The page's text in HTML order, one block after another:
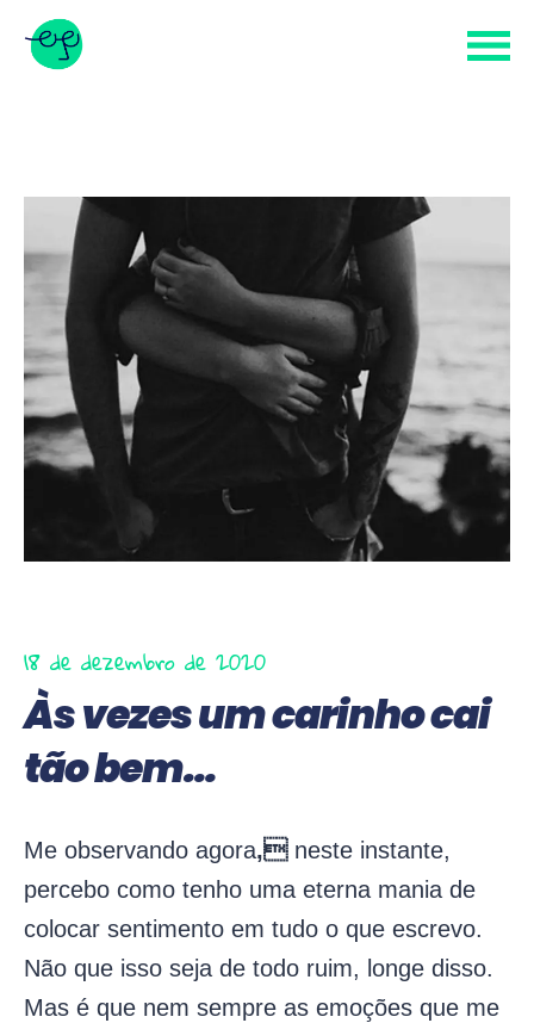
18 de dezembro de 2020
Às vezes um carinho cai
tão bem…
Me observando agora, neste instante,
percebo como tenho uma eterna mania de
colocar sentimento em tudo o que escrevo.
Não que isso seja de todo ruim, longe disso.
Mas é que nem sempre as emoções que me